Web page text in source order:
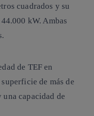
cuadrados y su
kW. Ambas
de TEF en
de más de
una capacidad de